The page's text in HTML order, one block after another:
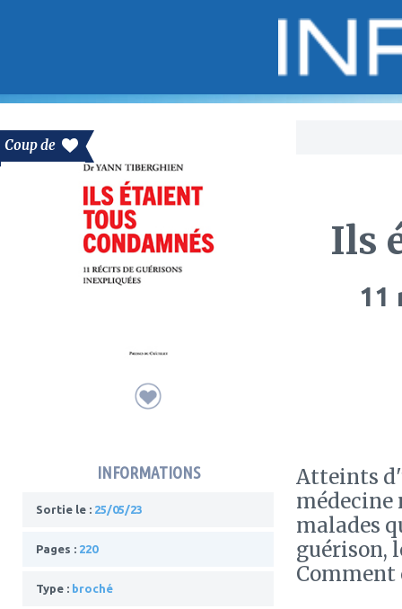
Coup de
INFORMATIONS
Sortie le : 25/05/23
Pages : 220
Type : broché
Ils
11
Atteints
médecine
malades
guérison,
Comment